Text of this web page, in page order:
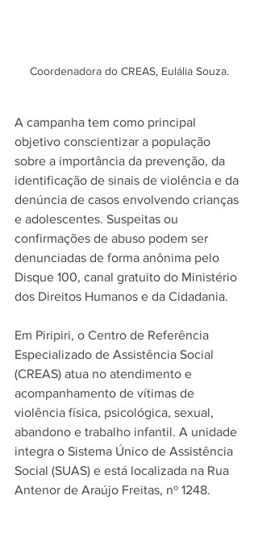
Coordenadora do CREAS, Eulália Souza.
A campanha tem como principal
objetivo conscientizar a população
sobre a importância da prevenção, da
identificação de sinais de violência e da
denúncia de casos envolvendo crianças
e adolescentes. Suspeitas ou
confirmações de abuso podem ser
denunciadas de forma anônima pelo
Disque 100, canal gratuito do Ministério
dos Direitos Humanos e da Cidadania.
Em Piripiri, o Centro de Referência
Especializado de Assistência Social
(CREAS) atua no atendimento e
acompanhamento de vítimas de
violência física, psicológica, sexual,
abandono e trabalho infantil. A unidade
integra o Sistema Único de Assistência
Social (SUAS) e está localizada na Rua
Antenor de Araújo Freitas, nº 1248.